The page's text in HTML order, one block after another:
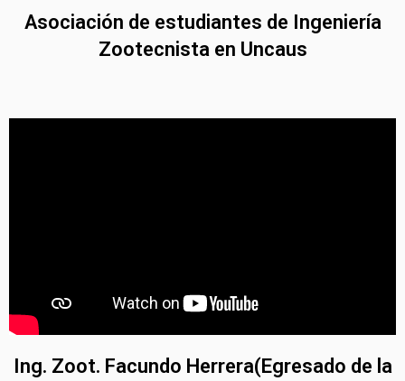
Asociación de estudiantes de Ingeniería
Zootecnista en Uncaus
Ing. Zoot. Facundo Herrera(Egresado de la